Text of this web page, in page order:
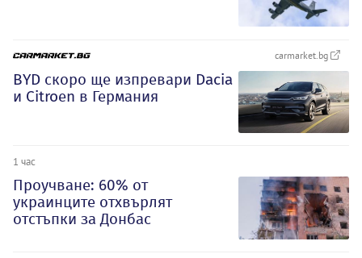
carmarket.bg
BYD скоро ще изпревари Dacia
и Citroеn в Германия
1 час
Проучване: 60% от
украинците отхвърлят
отстъпки за Донбас